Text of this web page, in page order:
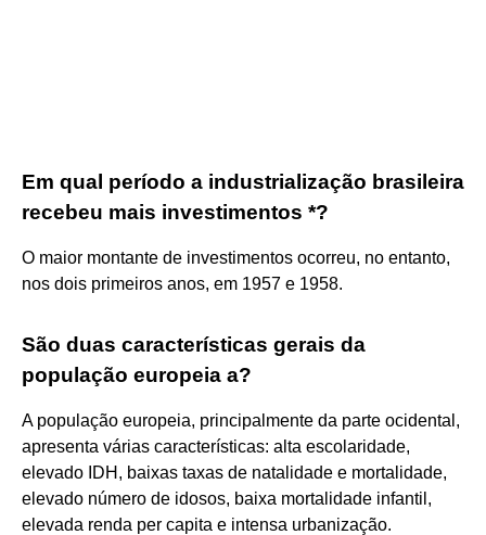
Em qual período a industrialização brasileira
recebeu mais investimentos *?
O maior montante de investimentos ocorreu, no entanto,
nos dois primeiros anos, em 1957 e 1958.
São duas características gerais da
população europeia a?
A população europeia, principalmente da parte ocidental,
apresenta várias características: alta escolaridade,
elevado IDH, baixas taxas de natalidade e mortalidade,
elevado número de idosos, baixa mortalidade infantil,
elevada renda per capita e intensa urbanização.